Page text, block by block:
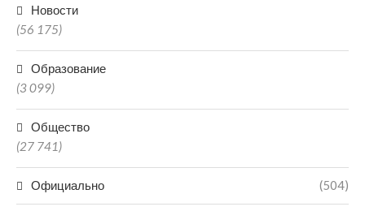
Новости
(56 175)
Образование
(3 099)
Общество
(27 741)
Официально (504)